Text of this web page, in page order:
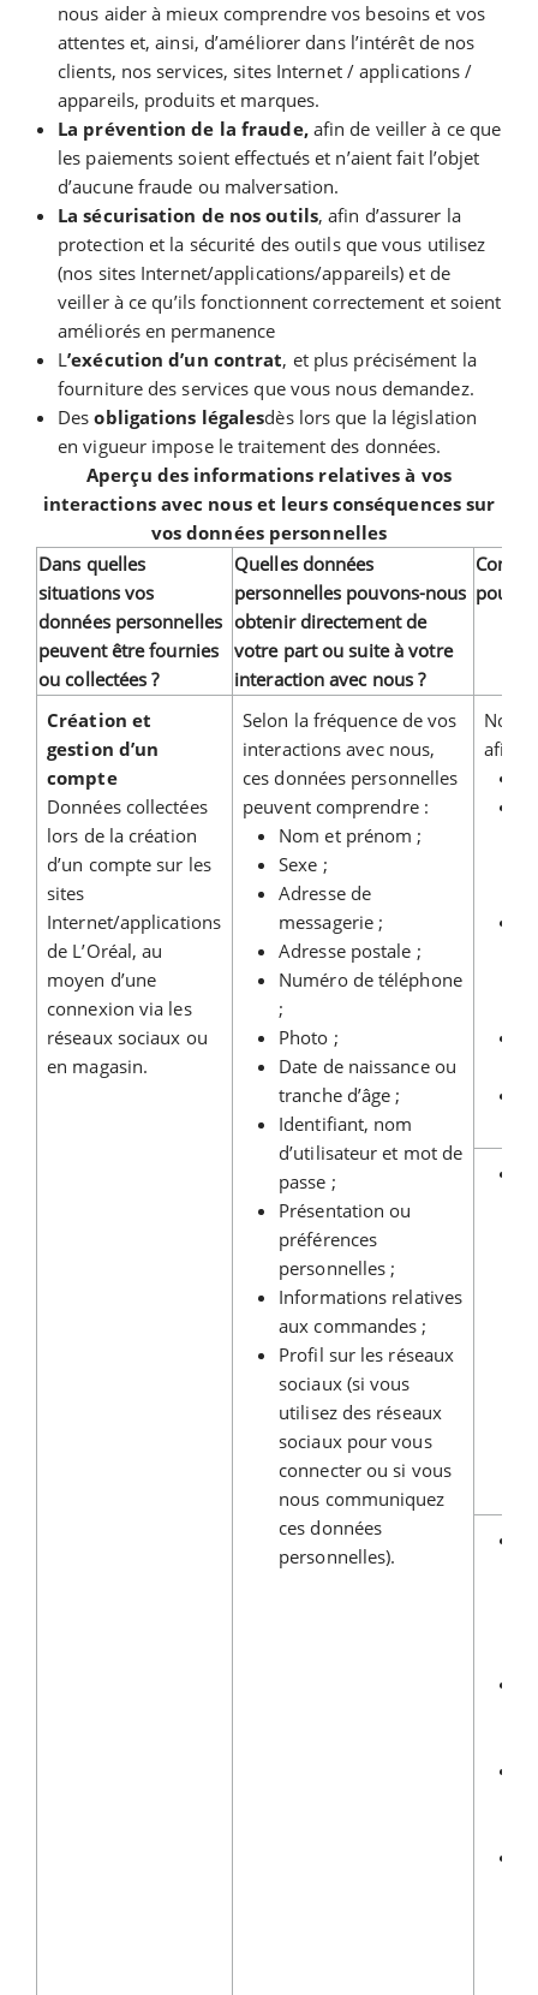
nous aider à mieux comprendre vos besoins et vos
attentes et, ainsi, d’améliorer dans l’intérêt de nos
clients, nos services, sites Internet / applications /
appareils, produits et marques.
La prévention de la fraude,afin de veiller à ce que
les paiements soient effectués et n’aient fait l’objet
d’aucune fraude ou malversation.
La sécurisation de nos outils, afin d’assurer la
protection et la sécurité des outils que vous utilisez
(nos sites Internet/applications/appareils) et de
veiller à ce qu’ils fonctionnent correctement et soient
améliorés en permanence
L’exécution d’un contrat, et plus précisément la
fourniture des services que vous nous demandez.
Desobligations légalesdès lors que la législation
en vigueur impose le traitement des données.
Aperçu des informations relatives à vos
interactions avec nous et leurs conséquences sur
vos données personnelles
Dans quelles
situations vos
données personnelles
peuvent être fournies
ou collectées ?
Quelles données
personnelles pouvons-nous
obtenir directement de
votre part ou suite à votre
interaction avec nous ?
Création et
gestion d’un
compte
Données collectées
lors de la création
d’un compte sur les
sites
Internet/applications
de L’Oréal, au
moyen d’une
connexion via les
réseaux sociaux ou
en magasin.
Selon la fréquence de vos
interactions avec nous,
ces données personnelles
peuvent comprendre :
Nom et prénom ;
Sexe ;
Adresse de
messagerie ;
Adresse postale ;
Numéro de téléphone
;
Photo ;
Date de naissance ou
tranche d’âge ;
Identifiant, nom
d’utilisateur et mot de
passe ;
Présentation ou
préférences
personnelles ;
Informations relatives
aux commandes ;
Profil sur les réseaux
sociaux (si vous
utilisez des réseaux
sociaux pour vous
connecter ou si vous
nous communiquez
ces données
personnelles).
Nous
afin